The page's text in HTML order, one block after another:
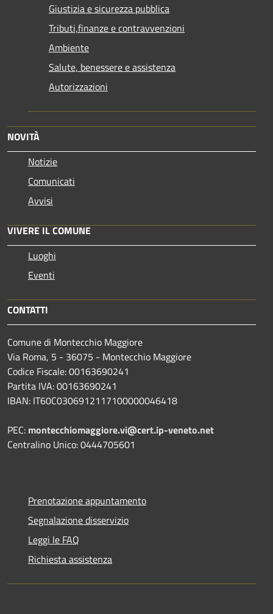
Giustizia e sicurezza pubblica
Tributi,finanze e contravvenzioni
Ambiente
Salute, benessere e assistenza
Autorizzazioni
NOVITÀ
Notizie
Comunicati
Avvisi
VIVERE IL COMUNE
Luoghi
Eventi
CONTATTI
Comune di Montecchio Maggiore
Via Roma, 5 - 36075 - Montecchio Maggiore
Codice Fiscale: 00163690241
Partita IVA: 00163690241
IBAN: IT60C0306912117100000046418
PEC: montecchiomaggiore.vi@cert.ip-veneto.net
Centralino Unico: 0444705601
Prenotazione appuntamento
Segnalazione disservizio
Leggi le FAQ
Richiesta assistenza